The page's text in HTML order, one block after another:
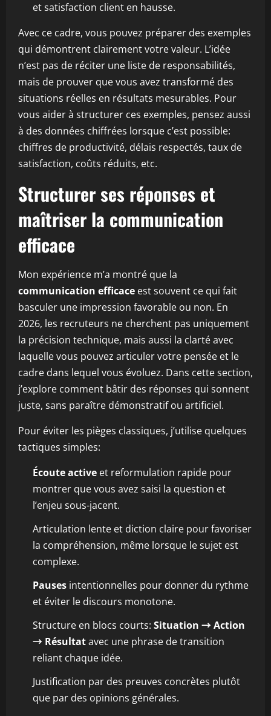
et satisfaction client en hausse.
Avec ce cadre, vous pouvez préparer des exemples
qui démontrent clairement votre valeur. L’idée
n’est pas de réciter une liste de responsabilités,
mais de prouver que vous avez transformé des
situations réelles en résultats mesurables. Pour
vous aider à structurer ces exemples, pensez aussi
à des données chiffrées lorsque c’est possible:
chiffres de productivité, délais respectés, taux de
satisfaction, coûts réduits, etc.
Structurer ses réponses et
maîtriser la communication
efficace
Mon expérience m’a montré que la
communication efficace est souvent ce qui fait
basculer une impression favorable ou non. En
2026, les recruteurs ne cherchent pas uniquement
la précision technique, mais aussi la clarté avec
laquelle vous pouvez articuler votre pensée et le
cadre dans lequel vous évoluez. Dans cette section,
j’explore comment bâtir des réponses qui sonnent
juste, sans paraître démonstratif ou artificiel.
Pour éviter les pièges classiques, j’utilise quelques
tactiques simples:
Écoute active et reformulation rapide pour
montrer que vous avez saisi la question et
l’enjeu sous-jacent.
Articulation lente et diction claire pour favoriser
la compréhension, même lorsque le sujet est
complexe.
Pauses intentionnelles pour donner du rythme
et éviter le discours monotone.
Structure en blocs courts: Situation → Action
→ Résultatavec une phrase de transition
reliant chaque idée.
Justification par des preuves concrètes plutôt
que par des opinions générales.